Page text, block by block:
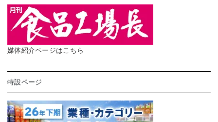
媒体紹介ページはこちら
特設ページ